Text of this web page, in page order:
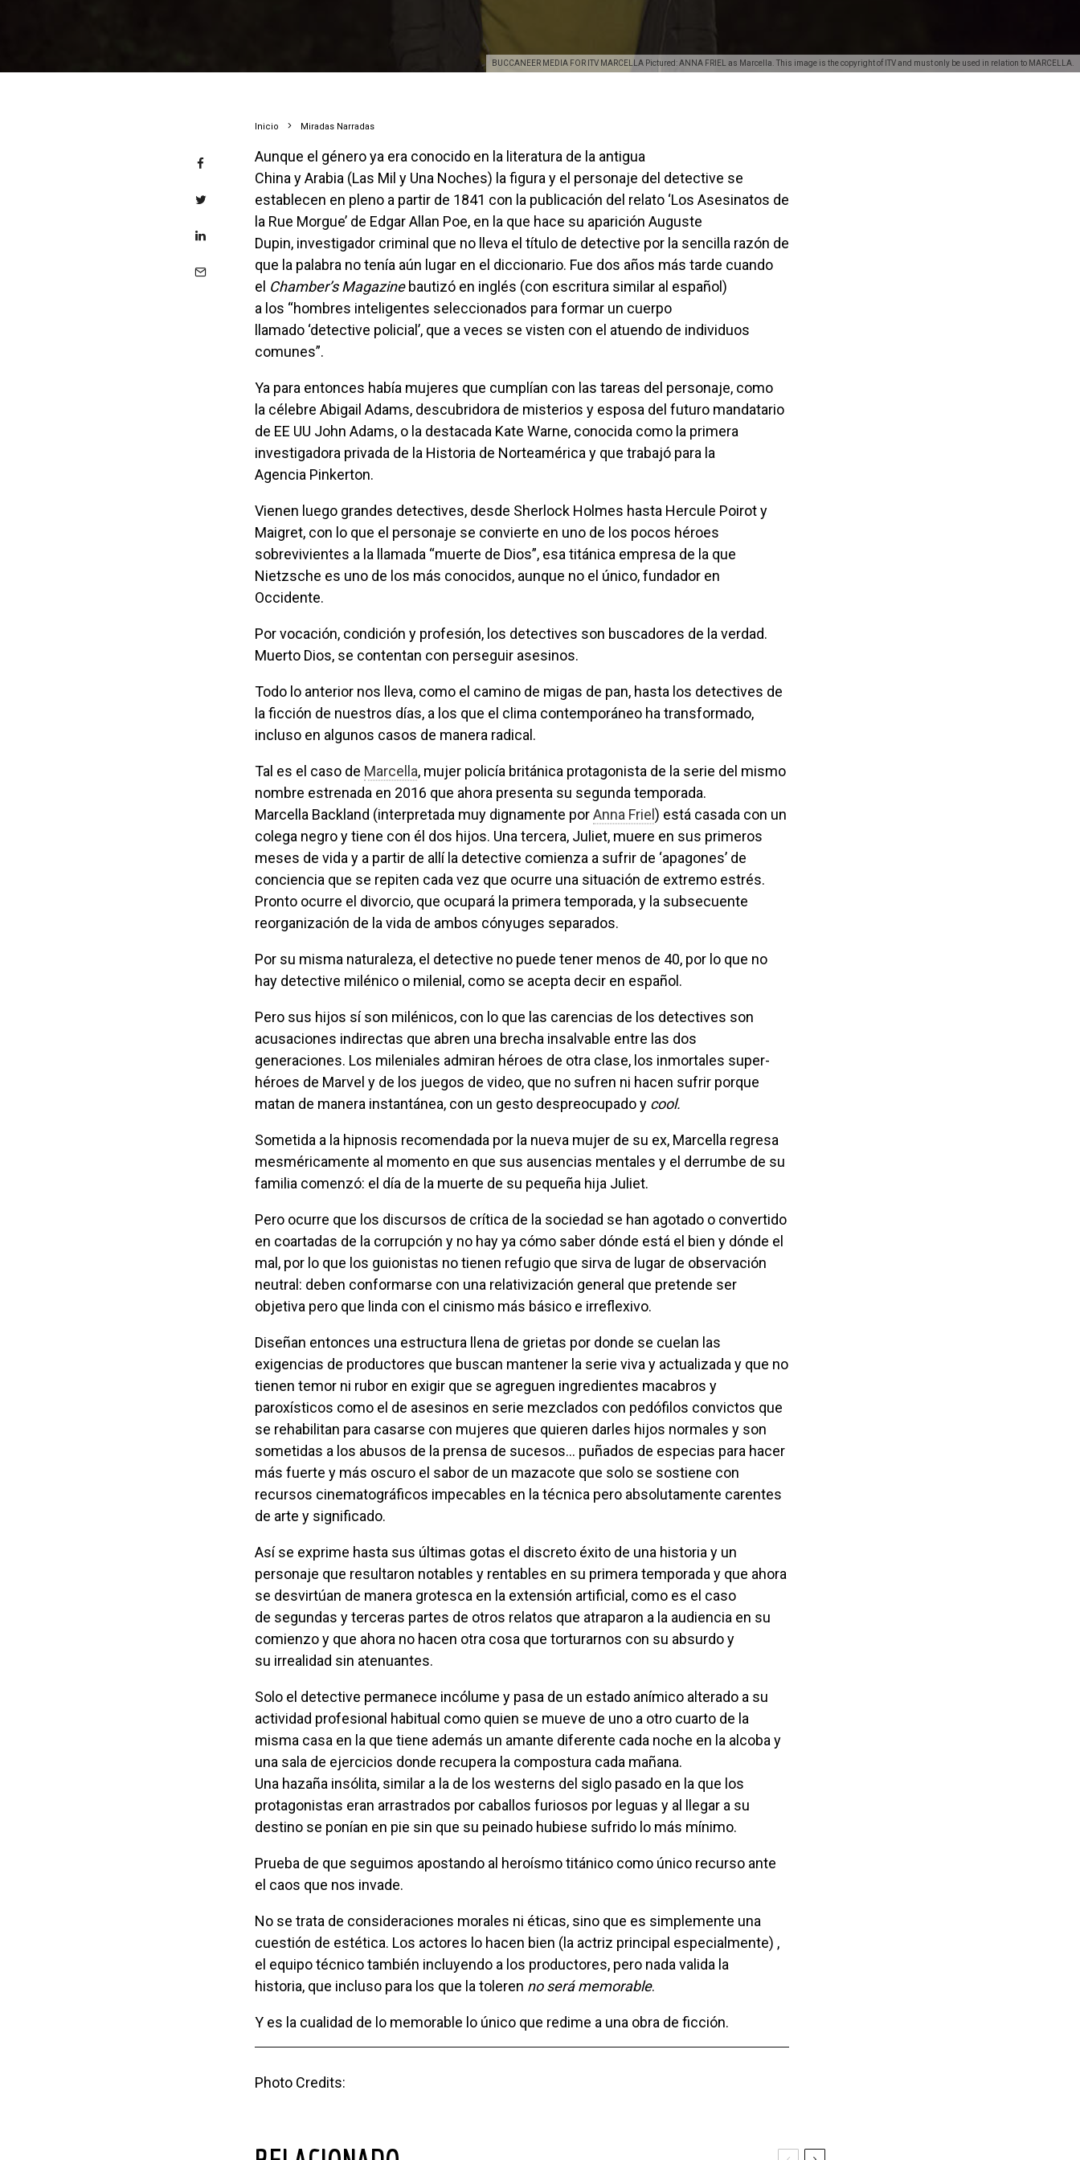
BUCCANEER MEDIA FOR ITV MARCELLA Pictured: ANNA FRIEL as Marcella. This image is the copyright of ITV and must only be used in relation to MARCELLA.
Inicio Miradas Narradas
Aunque el género ya era conocido en la literatura de la antigua
China y Arabia (Las Mil y Una Noches) la figura y el personaje del detective se
establecen en pleno a partir de 1841 con la publicación del relato ‘Los Asesinatos de
la Rue Morgue’ de Edgar Allan Poe, en la que hace su aparición Auguste
Dupin, investigador criminal que no lleva el título de detective por la sencilla razón de
que la palabra no tenía aún lugar en el diccionario. Fue dos años más tarde cuando
el Chamber’s Magazinebautizó en inglés (con escritura similar al español)
a los “hombres inteligentes seleccionados para formar un cuerpo
llamado ‘detective policial’, que a veces se visten con el atuendo de individuos
comunes”.
Ya para entonces había mujeres que cumplían con las tareas del personaje, como
la célebre Abigail Adams, descubridora de misterios y esposa del futuro mandatario
de EE UU John Adams, o la destacada Kate Warne, conocida como la primera
investigadora privada de la Historia de Norteamérica y que trabajó para la
Agencia Pinkerton.
Vienen luego grandes detectives, desde Sherlock Holmes hasta Hercule Poirot y
Maigret, con lo que el personaje se convierte en uno de los pocos héroes
sobrevivientes a la llamada “muerte de Dios”, esa titánica empresa de la que
Nietzsche es uno de los más conocidos, aunque no el único, fundador en
Occidente.
Por vocación, condición y profesión, los detectives son buscadores de la verdad.
Muerto Dios, se contentan con perseguir asesinos.
Todo lo anterior nos lleva, como el camino de migas de pan, hasta los detectives de
la ficción de nuestros días, a los que el clima contemporáneo ha transformado,
incluso en algunos casos de manera radical.
Tal es el caso de Marcella, mujer policía británica protagonista de la serie del mismo
nombre estrenada en 2016 que ahora presenta su segunda temporada.
Marcella Backland (interpretada muy dignamente porAnna Friel ) está casada con un
colega negro y tiene con él dos hijos. Una tercera, Juliet, muere en sus primeros
meses de vida y a partir de allí la detective comienza a sufrir de ‘apagones’ de
conciencia que se repiten cada vez que ocurre una situación de extremo estrés.
Pronto ocurre el divorcio, que ocupará la primera temporada, y la subsecuente
reorganización de la vida de ambos cónyuges separados.
Por su misma naturaleza, el detective no puede tener menos de 40, por lo que no
hay detective milénico o milenial, como se acepta decir en español.
Pero sus hijos sí son milénicos, con lo que las carencias de los detectives son
acusaciones indirectas que abren una brecha insalvable entre las dos
generaciones. Los mileniales admiran héroes de otra clase, los inmortales super-
héroes de Marvel y de los juegos de video, que no sufren ni hacen sufrir porque
matan de manera instantánea, con un gesto despreocupado y cool.
Sometida a la hipnosis recomendada por la nueva mujer de su ex, Marcella regresa
mesméricamente al momento en que sus ausencias mentales y el derrumbe de su
familia comenzó: el día de la muerte de su pequeña hija Juliet.
Pero ocurre que los discursos de crítica de la sociedad se han agotado o convertido
en coartadas de la corrupción y no hay ya cómo saber dónde está el bien y dónde el
mal, por lo que los guionistas no tienen refugio que sirva de lugar de observación
neutral: deben conformarse con una relativización general que pretende ser
objetiva pero que linda con el cinismo más básico e irreflexivo.
Diseñan entonces una estructura llena de grietas por donde se cuelan las
exigencias de productores que buscan mantener la serie viva y actualizada y que no
tienen temor ni rubor en exigir que se agreguen ingredientes macabros y
paroxísticos como el de asesinos en serie mezclados con pedófilos convictos que
se rehabilitan para casarse con mujeres que quieren darles hijos normales y son
sometidas a los abusos de la prensa de sucesos… puñados de especias para hacer
más fuerte y más oscuro el sabor de un mazacote que solo se sostiene con
recursos cinematográficos impecables en la técnica pero absolutamente carentes
de arte y significado.
Así se exprime hasta sus últimas gotas el discreto éxito de una historia y un
personaje que resultaron notables y rentables en su primera temporada y que ahora
se desvirtúan de manera grotesca en la extensión artificial, como es el caso
de segundas y terceras partes de otros relatos que atraparon a la audiencia en su
comienzo y que ahora no hacen otra cosa que torturarnos con su absurdo y
su irrealidad sin atenuantes.
Solo el detective permanece incólume y pasa de un estado anímico alterado a su
actividad profesional habitual como quien se mueve de uno a otro cuarto de la
misma casa en la que tiene además un amante diferente cada noche en la alcoba y
una sala de ejercicios donde recupera la compostura cada mañana.
Una hazaña insólita, similar a la de los westerns del siglo pasado en la que los
protagonistas eran arrastrados por caballos furiosos por leguas y al llegar a su
destino se ponían en pie sin que su peinado hubiese sufrido lo más mínimo.
Prueba de que seguimos apostando al heroísmo titánico como único recurso ante
el caos que nos invade.
No se trata de consideraciones morales ni éticas, sino que es simplemente una
cuestión de estética. Los actores lo hacen bien (la actriz principal especialmente) ,
el equipo técnico también incluyendo a los productores, pero nada valida la
historia, que incluso para los que la toleren no será memorable.
Y es la cualidad de lo memorable lo único que redime a una obra de ficción.
Photo Credits: